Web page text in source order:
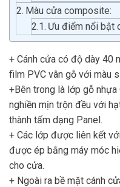
Màu cửa composite:
Ưu điểm nổi bật
+ Cánh cửa có độ dày 40
film PVC vân gỗ với màu
+Bên trong là lớp gỗ
nghiền mịn trộn đều với
thành tấm dạng Panel.
+ Các lớp được liên kết
được ép bằng máy móc
cho cửa.
+ Ngoài ra bề mặt cánh